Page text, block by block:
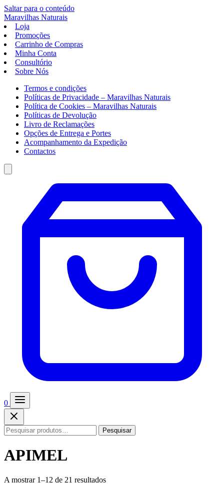
Saltar para o conteúdo
Maravilhas Naturais
Loja
Promoções
Carrinho de Compras
Minha Conta
Consultório
Sobre Nós
Termos e condições
Políticas de Privacidade – Maravilhas Naturais
Política de Cookies – Maravilhas Naturais
Políticas de Devolução
Livro de Reclamações
Opções de Entrega e Portes
Acompanhamento da Expedição
Contactos
0
Pesquisar
APIMEL
A mostrar 1–12 de 21 resultados